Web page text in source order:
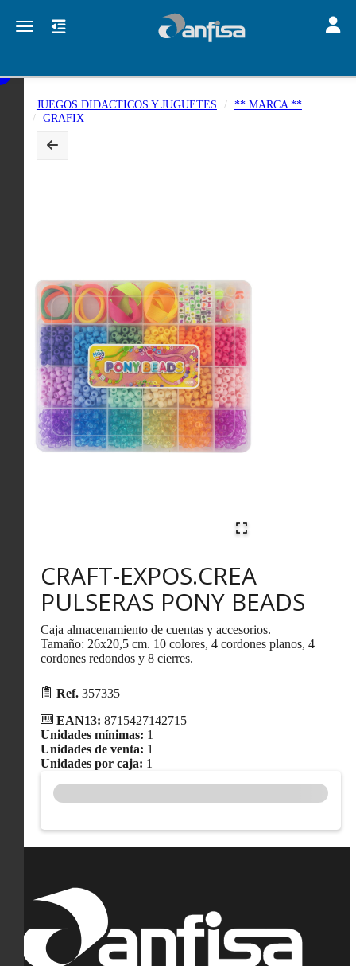
Toggle navigation
JUEGOS DIDACTICOS Y JUGUETES
** MARCA **
GRAFIX
CRAFT-EXPOS.CREA
PULSERAS PONY BEADS
Caja almacenamiento de cuentas y accesorios.
Tamaño: 26x20,5 cm. 10 colores, 4 cordones planos, 4
cordones redondos y 8 cierres.
Ref. 357335
EAN13: 8715427142715
Unidades mínimas: 1
Unidades de venta: 1
Unidades por caja: 1